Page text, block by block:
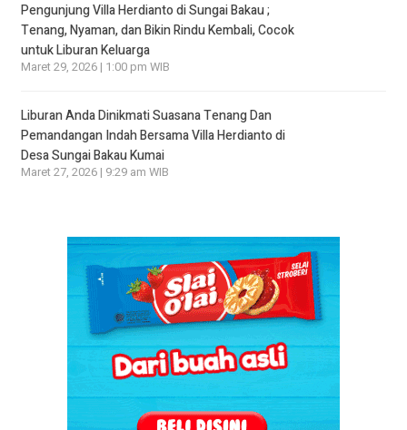
Pengunjung Villa Herdianto di Sungai Bakau ;
Tenang, Nyaman, dan Bikin Rindu Kembali, Cocok
untuk Liburan Keluarga
Maret 29, 2026 | 1:00 pm WIB
Liburan Anda Dinikmati Suasana Tenang Dan
Pemandangan Indah Bersama Villa Herdianto di
Desa Sungai Bakau Kumai
Maret 27, 2026 | 9:29 am WIB